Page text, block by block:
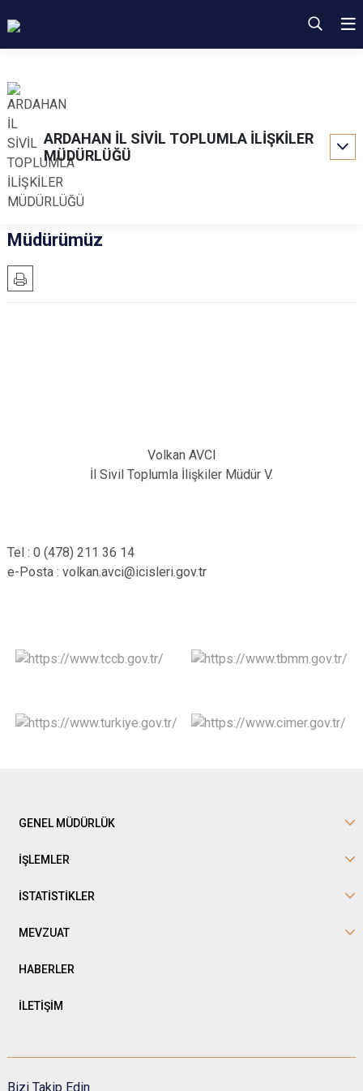
ARDAHAN İL SİVİL TOPLUMLA İLİŞKİLER
MÜDÜRLÜĞÜ
Müdürümüz
Volkan AVCI
İl Sivil Toplumla İlişkiler Müdür V.
Tel : 0 (478) 211 36 14
​e-Posta : volkan.avci@icisleri.gov.tr
GENEL MÜDÜRLÜK
İŞLEMLER
İSTATİSTİKLER
MEVZUAT
HABERLER
İLETİŞİM
Bizi Takip Edin